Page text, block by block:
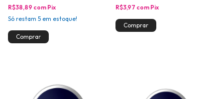
R$38,89 com Pix
Só restam 5 em estoque!
R$3,97 com Pix